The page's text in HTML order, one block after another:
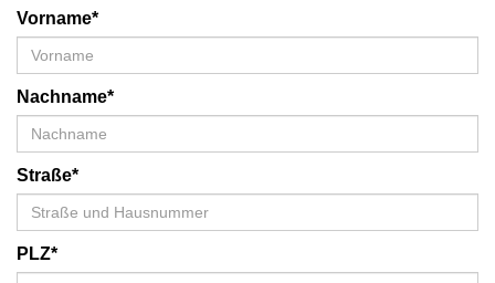
Vorname*
Nachname*
Straße*
PLZ*